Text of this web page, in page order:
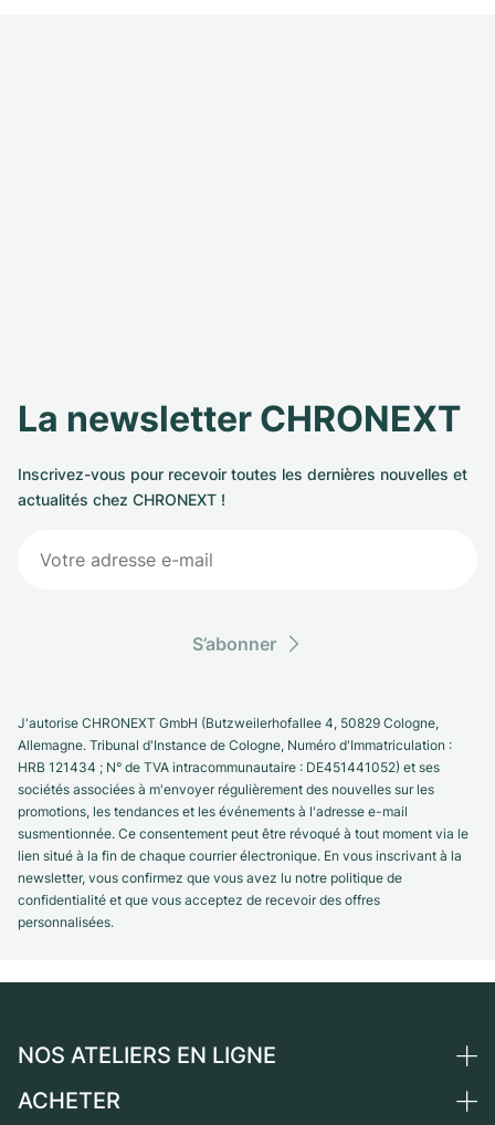
La newsletter CHRONEXT
Inscrivez-vous pour recevoir toutes les dernières nouvelles et
actualités chez CHRONEXT !
S’abonner
J'autorise CHRONEXT GmbH (Butzweilerhofallee 4, 50829 Cologne,
Allemagne. Tribunal d'Instance de Cologne, Numéro d'Immatriculation :
HRB 121434 ; N° de TVA intracommunautaire : DE451441052) et ses
sociétés associées à m'envoyer régulièrement des nouvelles sur les
promotions, les tendances et les événements à l'adresse e-mail
susmentionnée. Ce consentement peut être révoqué à tout moment via le
lien situé à la fin de chaque courrier électronique. En vous inscrivant à la
newsletter, vous confirmez que vous avez lu notre politique de
confidentialité et que vous acceptez de recevoir des offres
personnalisées.
NOS ATELIERS EN LIGNE
Allemagne
ACHETER